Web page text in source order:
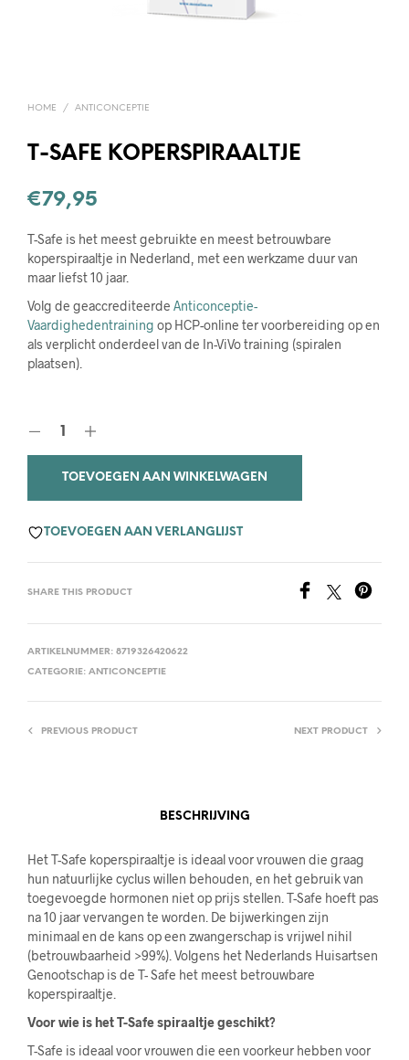
HOME / ANTICONCEPTIE
T-SAFE KOPERSPIRAALTJE
€79,95
T-Safe is het meest gebruikte en meest betrouwbare
koperspiraaltje in Nederland, met een werkzame duur van
maar liefst 10 jaar.
Volg de geaccrediteerde Anticonceptie-
Vaardighedentraining op HCP-online ter voorbereiding op en
als verplicht onderdeel van de In-ViVo training (spiralen
plaatsen).
TOEVOEGEN AAN WINKELWAGEN
TOEVOEGEN AAN VERLANGLIJST
SHARE THIS PRODUCT
ARTIKELNUMMER: 8719326420622
CATEGORIE: ANTICONCEPTIE
PREVIOUS PRODUCT NEXT PRODUCT
BESCHRIJVING
Het T-Safe koperspiraaltje is ideaal voor vrouwen die graag
hun natuurlijke cyclus willen behouden, en het gebruik van
toegevoegde hormonen niet op prijs stellen. T-Safe hoeft pas
na 10 jaar vervangen te worden. De bijwerkingen zijn
minimaal en de kans op een zwangerschap is vrijwel nihil
(betrouwbaarheid >99%). Volgens het Nederlands Huisartsen
Genootschap is de T- Safe het meest betrouwbare
koperspiraaltje.
Voor wie is het T-Safe spiraaltje geschikt?
T-Safe is ideaal voor vrouwen die een voorkeur hebben voor